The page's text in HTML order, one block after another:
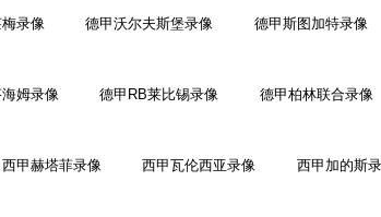
录像 德甲沃尔夫斯堡录像 德甲斯图加特录像
姆录像 德甲RB莱比锡录像 德甲柏林联合录像
西甲赫塔菲录像 西甲瓦伦西亚录像 西甲加的斯